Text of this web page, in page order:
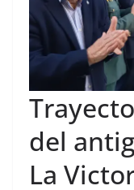
del
La